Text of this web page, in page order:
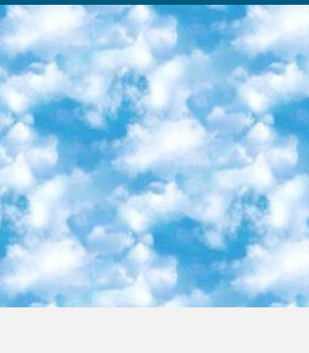
вам обрести новые и освежить старые знания бесплатно. 1. «ИНТУИТ» Старейшая образовательная площадка Рунета. Здесь вы найдёте сотни текстовых и видеокурсов на десятки различных тем — от программирования до психологии. Многие курсы подготовлены российскими университетами и крупными международными компаниями вроде Intel и Microsoft. Самостоятельное обучение бесплатное, но желающие могут оплатить услуги персональных наставников. 2. «Смартия» знакомит с актуальными профессиями и подсказывает, как им обучаться. Выбрав заинтересовавшую вас специальность — SMM-специалист, фотограф, веб-дизайнер или другую, — увидите список необходимых для неё умений. Чтобы вы могли освоить их самостоятельно, для каждого умения площадка отображает подборку ссылок на учебные материалы. Хотя «Смартия» ориентируется на русскоязычную аудиторию, часть контента всё же доступна только на английском. 3. «Лекторий Физтеха» Проект Московского физико-технического института (Физтеха). С его помощью вы можете смотреть онлайн серии лекций, записанные на видео в этом вузе. В числе доступных предметов — физика, биология, химия, информационные технологии и другие. К некоторым лекциям администрация ресурса прилагает готовые конспекты, которые можно скачивать в PDF-формате. 4. ITMOcourses Онлайн-площадка Санкт-Петербургского национального исследовательского университета информационных технологий, механики и оптики (ИТМО). Ресурс предоставляет свободный доступ к курсам, разработанным в этом вузе. Каталог материалов разбит на четыре категории: «Оптические системы и технологии», «Приборостроение и робототехника», «Информационные технологии» и «Биотехнологии». Курсы состоят из видеолекций, интерактивных демонстраций и заданий. 5. «КиберЛенинка» Электронная научная библиотека открытого доступа. Каталог площадки регулярно обрастает текстами статей из различных научных изданий. Сгруппированные по журналам и рубрикам публикации можно читать онлайн или скачивать целиком в PDF-формате. Проект нацелен на популяризацию науки за счёт открытого доступа к качественной информации. 6. «ПостНаука» На этом ресурсе публикуют подборки видеолекций, составленные экспертами из разных отраслей и объединённые общими темами. Среди них, к примеру, есть серии «Биоинформатика и геномика», «Культура средневековой Скандинавии» и Cinema Studies о теории кино. Каждая подборка лекций — логически связанная история, рассказанная экспертом от первого лица. Кроме того, на сайте появляются научно-образовательные статьи и тесты на разные темы. 7. «Newочём» Команда проекта «Newочём» отбирает самые интересные тексты из англоязычных СМИ и переводит те из них, за которые голосуют участники сообщества «ВКонтакте». По большей части это научно-популярные статьи. Редакторы придумывают лишь заголовки, в остальном содержание переводов соответствует оригиналам. Полные тексты можно читать прямо в социальной сети. 8. InternetUrok Онлайн-база материалов по основным дисциплинам школьной программы. Информация на сайте структурирована по классам, предметам и темам (урокам). Каждый урок состоит из видеолекций и конспектов. Есть также интерактивные тренажёры и тесты для закрепления пройденного материала. Даже если вы давно окончили школу, возможность повторить программу старших классов всегда может пригодиться. 9. Edutainme Ещё один ресурс об образовании. В отличие от Newtonew, как мне кажется, Edutainme больше ориентируется на представителей индустрии: педагогов, предпринимателей, разработчиков образовательных проектов. Но и любой, кто просто стремится к саморазвитию, найдёт на сайте много полезного и интересного для себя. Например, информацию о новых курсах и образовательных сервисах. 10. Newtonew Онлайн-медиа об образовании и обучении в широком смысле. Авторы Newtonew пишут об инструментах, заведениях, тактиках и стратегиях, которые помогают учить других и получать новые знания самостоятельно. На этой площадке вы найдёте новости, обзоры, аналитические мат